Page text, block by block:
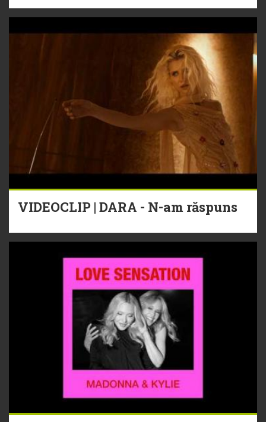
VIDEOCLIP | DARA - N-am răspuns